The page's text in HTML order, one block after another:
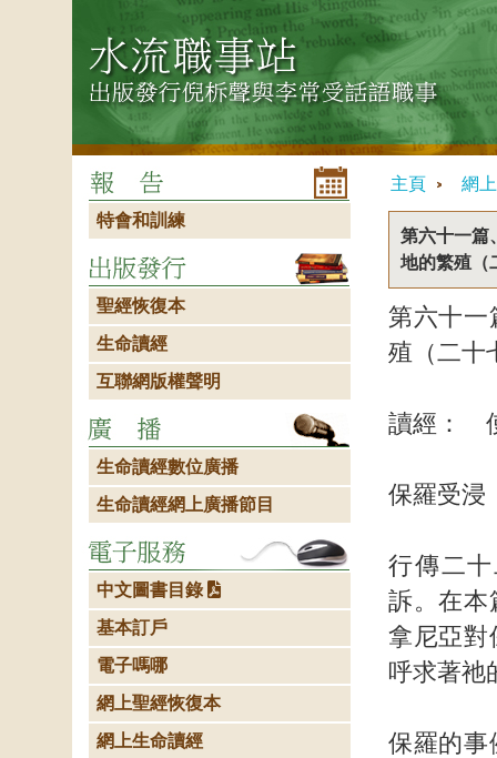
主頁 網
第六十一篇
地的繁殖（
第六十
殖（二十
讀經：
保羅受浸
行傳二
訴。在本
拿尼亞對
呼求著祂
保羅的事
特會和訓練
聖經恢復本
生命讀經
互聯網版權聲明
生命讀經數位廣播
生命讀經網上廣播節目
中文圖書目錄
基本訂戶
電子嗎哪
網上聖經恢復本
網上生命讀經